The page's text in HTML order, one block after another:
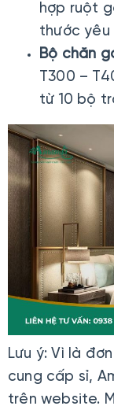
hợp ruột
thước yêu
Bộ chăn
T300 –
từ 10 bộ
Lưu ý: Vì là
cung cấp sỉ,
trên website.